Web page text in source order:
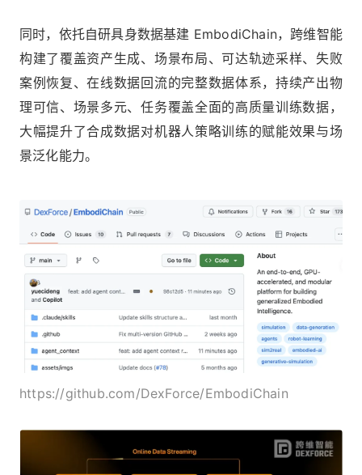
同时，依托自研具身数据基建 EmbodiChain，跨维智能
构建了覆盖资产生成、场景布局、可达轨迹采样、失败
案例恢复、在线数据回流的完整数据体系，持续产出物
理可信、场景多元、任务覆盖全面的高质量训练数据，
大幅提升了合成数据对机器人策略训练的赋能效果与场
景泛化能力。
https://github.com/DexForce/EmbodiChain